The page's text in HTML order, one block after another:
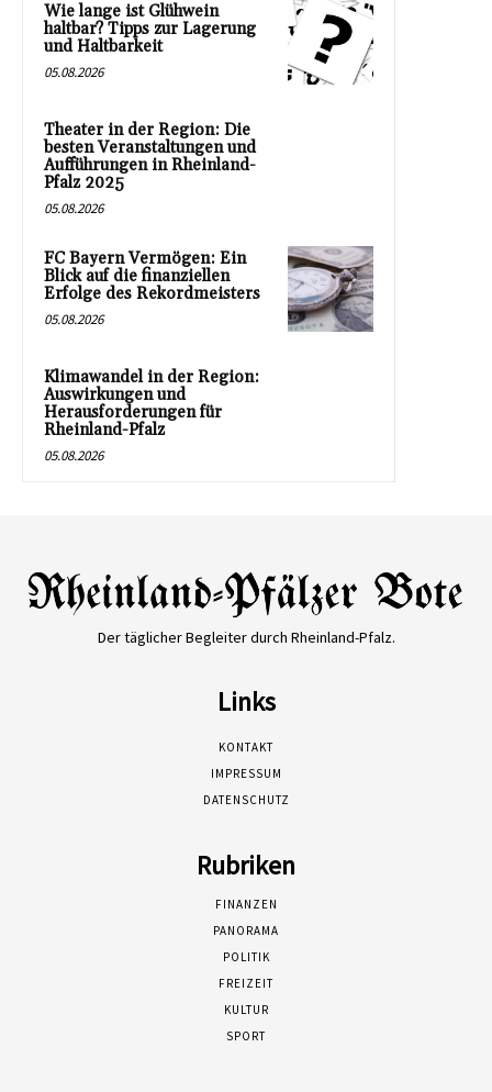
Wie lange ist Glühwein
haltbar? Tipps zur Lagerung
und Haltbarkeit
05.08.2026
Theater in der Region: Die
besten Veranstaltungen und
Aufführungen in Rheinland-
Pfalz 2025
05.08.2026
FC Bayern Vermögen: Ein
Blick auf die finanziellen
Erfolge des Rekordmeisters
05.08.2026
Klimawandel in der Region:
Auswirkungen und
Herausforderungen für
Rheinland-Pfalz
05.08.2026
Der täglicher Begleiter durch Rheinland-Pfalz.
Links
KONTAKT
IMPRESSUM
DATENSCHUTZ
Rubriken
FINANZEN
PANORAMA
POLITIK
FREIZEIT
KULTUR
SPORT